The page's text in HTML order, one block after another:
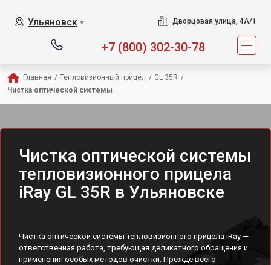
Ульяновск ▼ Дворцовая улица, 4А/1
+7 (800) 302-30-78
Главная / Тепловизионный прицел / GL 35R /
Чистка оптической системы
Чистка оптической системы
тепловизионного прицела
iRay GL 35R в Ульяновске
Чистка оптической системы тепловизионного прицела iRay —
ответственная работа, требующая деликатного обращения и
применения особых методов очистки. Прежде всего